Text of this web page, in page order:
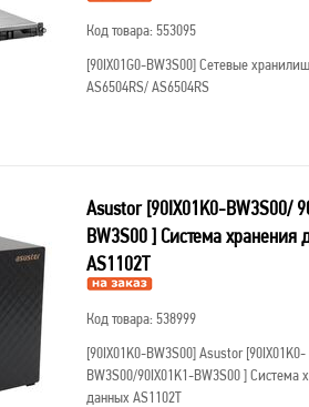
Код товара: 553095
[90IX01G0-BW3S00]Сетевые
AS6504RS/ AS6504RS
Asustor [90IX01K0-BW3S00/
BW3S00 ] Система хранения
AS1102T
Код товара: 538999
[90IX01K0-BW3S00]Asustor [90IX01K0-
BW3S00/90IX01K1-BW3S00 ] Система
данных AS1102T